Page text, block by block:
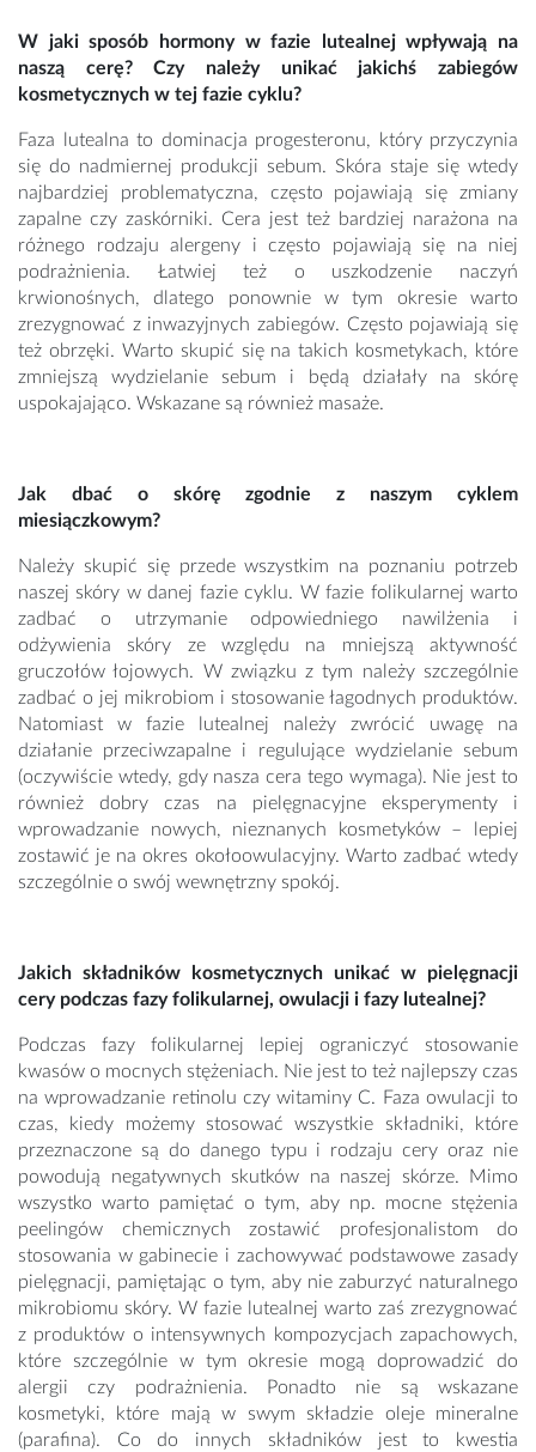
W jaki sposób hormony w fazie lutealnej wpływają na
naszą cerę? Czy należy unikać jakichś zabiegów
kosmetycznych w tej fazie cyklu?
Faza lutealna to dominacja progesteronu, który przyczynia
się do nadmiernej produkcji sebum. Skóra staje się wtedy
najbardziej problematyczna, często pojawiają się zmiany
zapalne czy zaskórniki. Cera jest też bardziej narażona na
różnego rodzaju alergeny i często pojawiają się na niej
podrażnienia. Łatwiej też o uszkodzenie naczyń
krwionośnych, dlatego ponownie w tym okresie warto
zrezygnować z inwazyjnych zabiegów. Często pojawiają się
też obrzęki. Warto skupić się na takich kosmetykach, które
zmniejszą wydzielanie sebum i będą działały na skórę
uspokajająco. Wskazane są również masaże.
Jak dbać o skórę zgodnie z naszym cyklem
miesiączkowym?
Należy skupić się przede wszystkim na poznaniu potrzeb
naszej skóry w danej fazie cyklu. W fazie folikularnej warto
zadbać o utrzymanie odpowiedniego nawilżenia i
odżywienia skóry ze względu na mniejszą aktywność
gruczołów łojowych. W związku z tym należy szczególnie
zadbać o jej mikrobiom i stosowanie łagodnych produktów.
Natomiast w fazie lutealnej należy zwrócić uwagę na
działanie przeciwzapalne i regulujące wydzielanie sebum
(oczywiście wtedy, gdy nasza cera tego wymaga). Nie jest to
również dobry czas na pielęgnacyjne eksperymenty i
wprowadzanie nowych, nieznanych kosmetyków – lepiej
zostawić je na okres okołoowulacyjny. Warto zadbać wtedy
szczególnie o swój wewnętrzny spokój.
Jakich składników kosmetycznych unikać w pielęgnacji
cery podczas fazy folikularnej, owulacji i fazy lutealnej?
Podczas fazy folikularnej lepiej ograniczyć stosowanie
kwasów o mocnych stężeniach. Nie jest to też najlepszy czas
na wprowadzanie retinolu czy witaminy C. Faza owulacji to
czas, kiedy możemy stosować wszystkie składniki, które
przeznaczone są do danego typu i rodzaju cery oraz nie
powodują negatywnych skutków na naszej skórze. Mimo
wszystko warto pamiętać o tym, aby np. mocne stężenia
peelingów chemicznych zostawić profesjonalistom do
stosowania w gabinecie i zachowywać podstawowe zasady
pielęgnacji, pamiętając o tym, aby nie zaburzyć naturalnego
mikrobiomu skóry. W fazie lutealnej warto zaś zrezygnować
z produktów o intensywnych kompozycjach zapachowych,
które szczególnie w tym okresie mogą doprowadzić do
alergii czy podrażnienia. Ponadto nie są wskazane
kosmetyki, które mają w swym składzie oleje mineralne
(parafina). Co do innych składników jest to kwestia